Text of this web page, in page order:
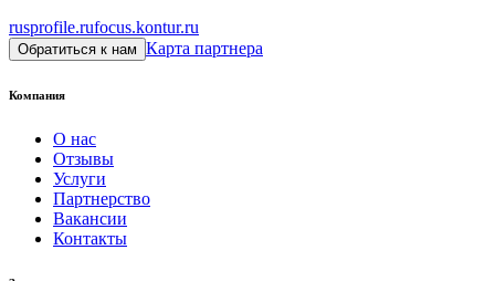
rusprofile.rufocus.kontur.ru
Обратиться к нам Карта партнера
Компания
О нас
Отзывы
Услуги
Партнерство
Вакансии
Контакты